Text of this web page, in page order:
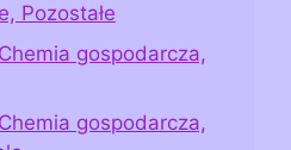
Pozostałe
gospodarcza,
gospodarcza,